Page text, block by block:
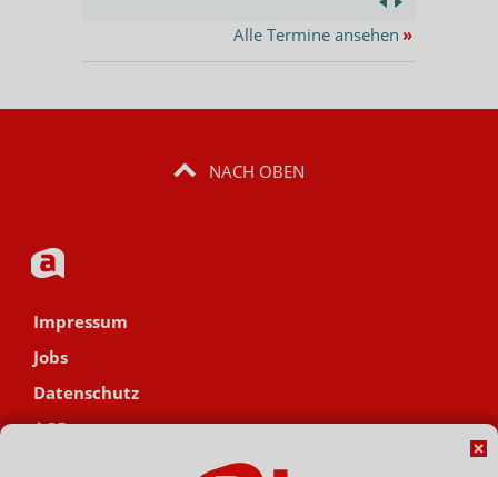
Alle Termine ansehen »
NACH OBEN
Impressum
Jobs
Datenschutz
AGB